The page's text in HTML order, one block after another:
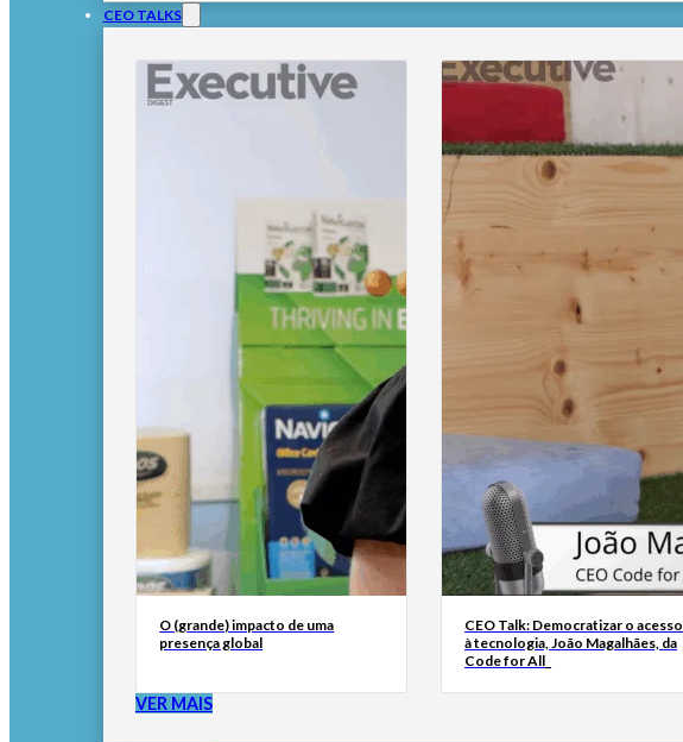
CEO TALKS
O (grande) impacto de uma
presença global
CEO Talk: Democratizar o acesso
à tecnologia, João Magalhães, da
Code for All_
VER MAIS